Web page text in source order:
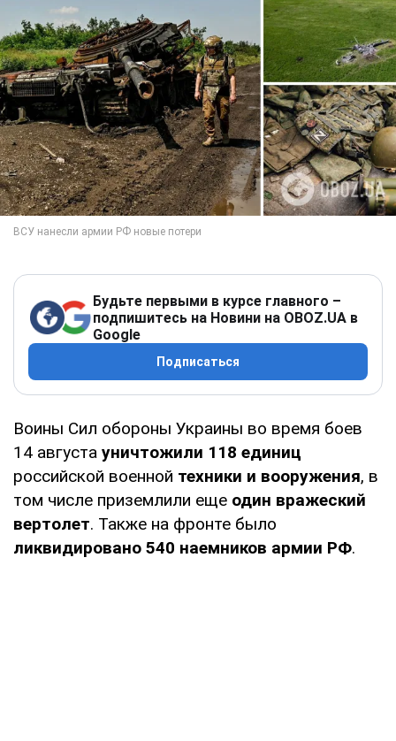
Будьте первыми в курсе главного –
подпишитесь на Новини на OBOZ.UA в
Google
Подписаться
Воины Сил обороны Украины во время боев
14 августа уничтожили 118 единиц
российской военной техники и вооружения, в
том числе приземлили еще один вражеский
вертолет. Также на фронте было
ликвидировано 540 наемников армии РФ.